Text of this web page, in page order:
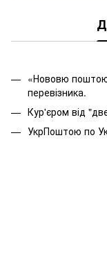
«Нововю
перевізника.
Кур'єром від
УкрПоштою по